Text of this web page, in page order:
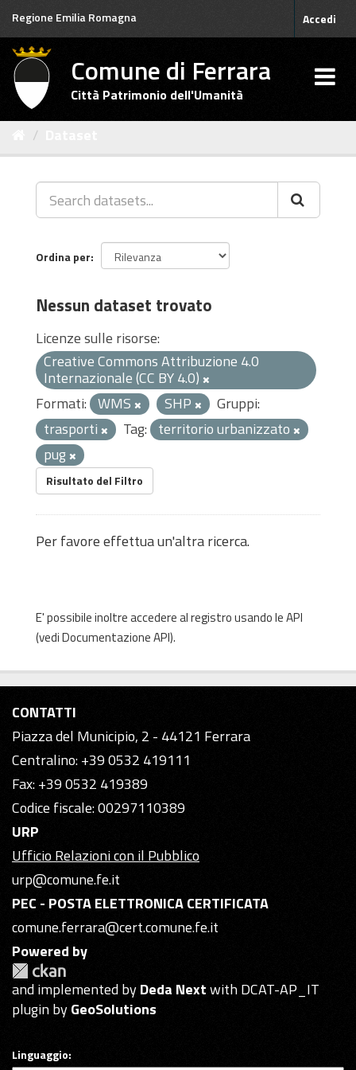
Salta
contenuto
Regione Emilia Romagna Accedi
Comune di Ferrara
Città Patrimonio dell'Umanità
Ordina per
Nessun dataset trovato
Licenze sulle risorse:
Creative Commons Attribuzione 4.0
Internazionale (CC BY 4.0)
Formati: WMS SHP
Gruppi:
trasporti
Tag: territorio urbanizzato
pug
Risultato del Filtro
Per favore effettua un'altra ricerca.
E' possibile inoltre accedere al registro usando leAPI
(vediDocumentazione API).
CONTATTI
Piazza del Municipio, 2 - 44121 Ferrara
Centralino: +39 0532 419111
Fax: +39 0532 419389
Codice fiscale: 00297110389
URP
Ufficio Relazioni con il Pubblico
urp@comune.fe.it
PEC - POSTA ELETTRONICA CERTIFICATA
comune.ferrara@cert.comune.fe.it
Powered by
and implemented byDeda Nextwith DCAT-AP_IT
plugin byGeoSolutions
Linguaggio